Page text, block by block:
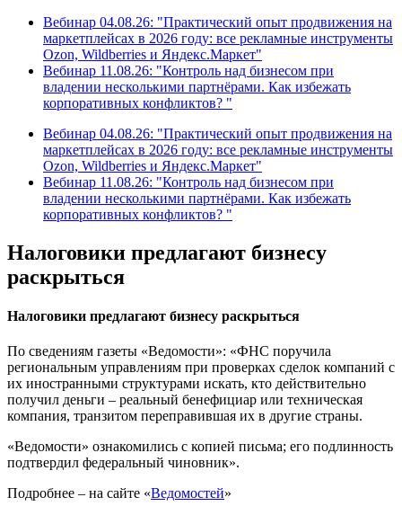
Вебинар 04.08.26: "Практический опыт продвижения на
маркетплейсах в 2026 году: все рекламные инструменты
Ozon, Wildberries и Яндекс.Маркет"
Вебинар 11.08.26: "Контроль над бизнесом при
владении несколькими партнёрами. Как избежать
корпоративных конфликтов? "
Вебинар 04.08.26: "Практический опыт продвижения на
маркетплейсах в 2026 году: все рекламные инструменты
Ozon, Wildberries и Яндекс.Маркет"
Вебинар 11.08.26: "Контроль над бизнесом при
владении несколькими партнёрами. Как избежать
корпоративных конфликтов? "
Налоговики предлагают бизнесу
раскрыться
Налоговики предлагают бизнесу раскрыться
По сведениям газеты «Ведомости»: «ФНС поручила
региональным управлениям при проверках сделок компаний с
их иностранными структурами искать, кто действительно
получил деньги – реальный бенефициар или техническая
компания, транзитом переправившая их в другие страны.
«Ведомости» ознакомились с копией письма; его подлинность
подтвердил федеральный чиновник».
Подробнее – на сайте «Ведомостей»